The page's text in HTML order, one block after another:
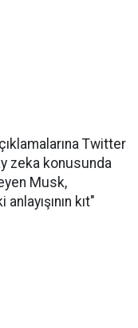
Twitter
zeka konusunda
Musk,
kıt"